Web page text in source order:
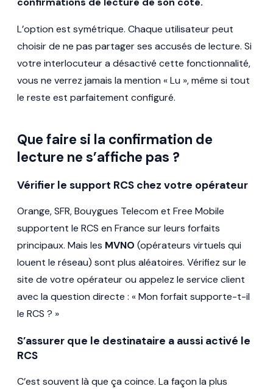
L’option est symétrique. Chaque utilisateur peut
choisir de ne pas partager ses accusés de lecture. Si
votre interlocuteur a désactivé cette fonctionnalité,
vous ne verrez jamais la mention « Lu », même si tout
le reste est parfaitement configuré.
Que faire si la confirmation de
lecture ne s’affiche pas ?
Vérifier le support RCS chez votre opérateur
Orange, SFR, Bouygues Telecom et Free Mobile
supportent le RCS en France sur leurs forfaits
principaux. Mais les MVNO (opérateurs virtuels qui
louent le réseau) sont plus aléatoires. Vérifiez sur le
site de votre opérateur ou appelez le service client
avec la question directe : « Mon forfait supporte-t-il
le RCS ? »
S’assurer que le destinataire a aussi activé le
RCS
C’est souvent là que ça coince. La façon la plus